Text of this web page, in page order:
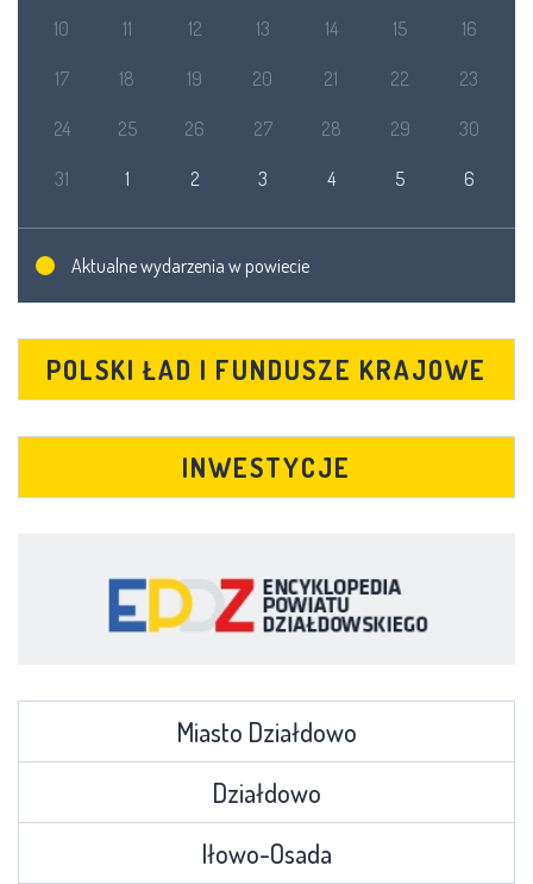
10 11 12 13 14 15 16
17 18 19 20 21 22 23
24 25 26 27 28 29 30
31 1 2 3 4 5 6
Aktualne wydarzenia w powiecie
POLSKI ŁAD I FUNDUSZE KRAJOWE
INWESTYCJE
Miasto Działdowo
Działdowo
Iłowo-Osada